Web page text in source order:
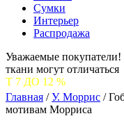
Сумки
Интерьер
Распродажа
Уважаемые покупатели!
ткани могут отличаться
Главная /У. Моррис /
мотивам Морриса